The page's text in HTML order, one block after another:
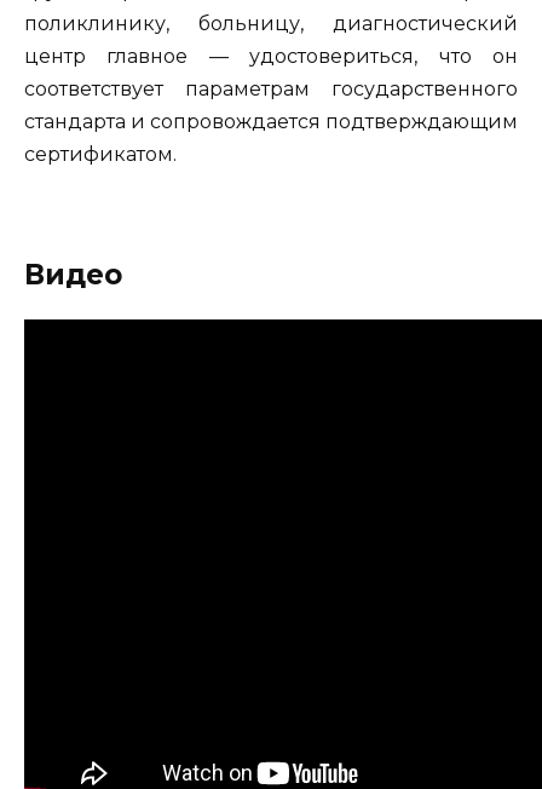
поликлинику, больницу, диагностический
центр главное — удостовериться, что он
соответствует параметрам государственного
стандарта и сопровождается подтверждающим
сертификатом.
Видео